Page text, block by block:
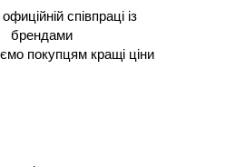
співпраці із
брендами
покупцям кращі ціни